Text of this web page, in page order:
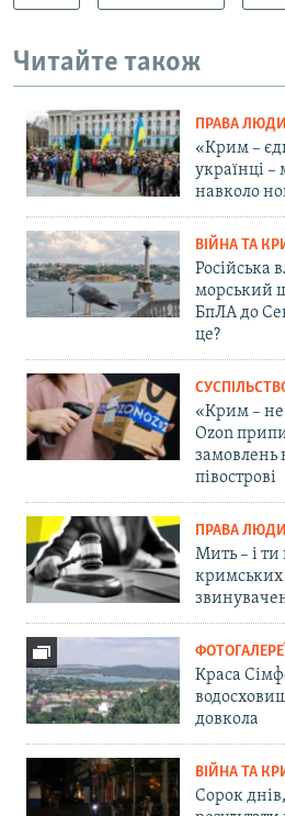
Читайте також
ПРАВА
«Крим –
українці –
навколо
ВІЙНА ТА
Російська
морський
БпЛА до
це?
«Крим – не
Ozon
замовлень
півострові
ПРАВА
Мить – і
кримських
Краса
довкола
ВІЙНА ТА
Сорок